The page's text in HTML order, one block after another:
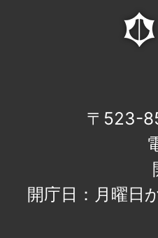
〒523-
開庁日：月曜日